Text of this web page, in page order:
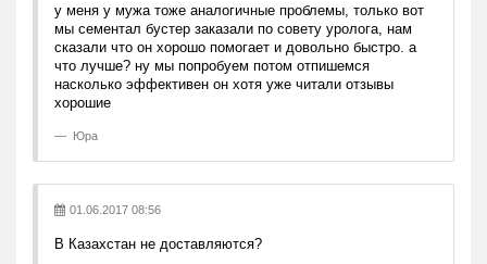
у меня у мужа тоже аналогичные проблемы, только вот
мы сементал бустер заказали по совету уролога, нам
сказали что он хорошо помогает и довольно быстро. а
что лучше? ну мы попробуем потом отпишемся
насколько эффективен он хотя уже читали отзывы
хорошие
Юра
01.06.2017 08:56
В Казахстан не доставляются?